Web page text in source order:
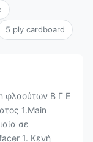
5 ply cardboard
φλαούτων Β Γ Ε
1.Main
σε
1. Κενή